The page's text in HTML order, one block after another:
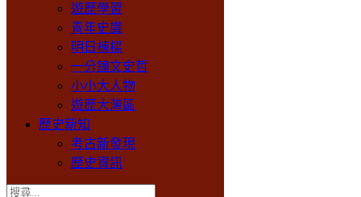
遊歷學習
青年史識
明日棟樑
一分鐘文史哲
小小大人物
遊歷大灣區
歷史新知
考古新發現
歷史資訊